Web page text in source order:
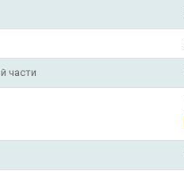
части